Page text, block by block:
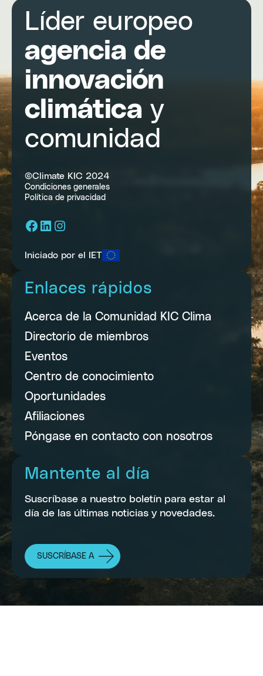
Líder europeo
agencia de
innovación
climática y
comunidad
©Climate KIC 2024
Condiciones generales
Política de privacidad
Facebook
LinkedIn
Instagram
Iniciado por el IET
Enlaces rápidos
Acerca de la Comunidad KIC Clima
Directorio de miembros
Eventos
Centro de conocimiento
Oportunidades
Afiliaciones
Póngase en contacto con nosotros
Mantente al día
Suscríbase a nuestro boletín para estar al
día de las últimas noticias y novedades.
SUSCRÍBASE A